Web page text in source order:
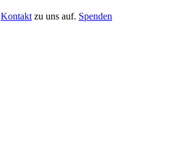
Kontaktzu uns auf. Spenden